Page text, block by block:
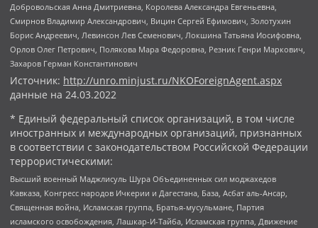
Добровольская Анна Дмитриевна, Королева Александра Евгеньевна,
Смирнов Владимир Александрович, Вицин Сергей Ефимович, Золотухин
Борис Андреевич, Левинсон Лев Семенович, Локшина Татьяна Иосифовна,
Орлов Олег Петрович, Полякова Мара Федоровна, Резник Генри Маркович,
Захаров Герман Константинович
Источник: http://unro.minjust.ru/NKOForeignAgent.aspx
данные на 24.03.2022
* Единый федеральный список организаций, в том числе
иностранных и международных организаций, признанных
в соответствии с законодательством Российской Федерации
террористическими:
Высший военный Маджлисуль Шура Объединенных сил моджахедов
Кавказа, Конгресс народов Ичкерии и Дагестана, База, Асбат аль-Ансар,
Священная война, Исламская группа, Братья-мусульмане, Партия
исламского освобождения, Лашкар-И-Тайба, Исламская группа, Движение